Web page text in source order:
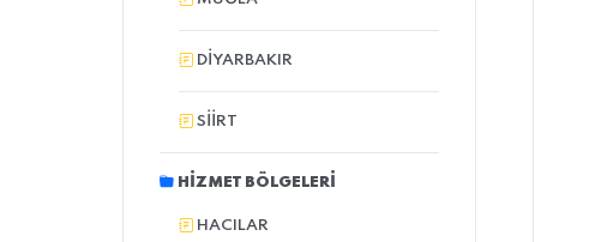
DIYARBAKIR
SIIRT
HIZMET BÖLGELERI
HACILAR